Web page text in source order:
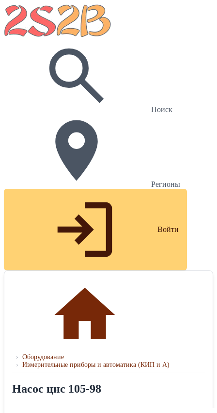
Поиск
Регионы
Войти
› Оборудование
› Измерительные приборы и автоматика (КИП и А)
Насос цнс 105-98